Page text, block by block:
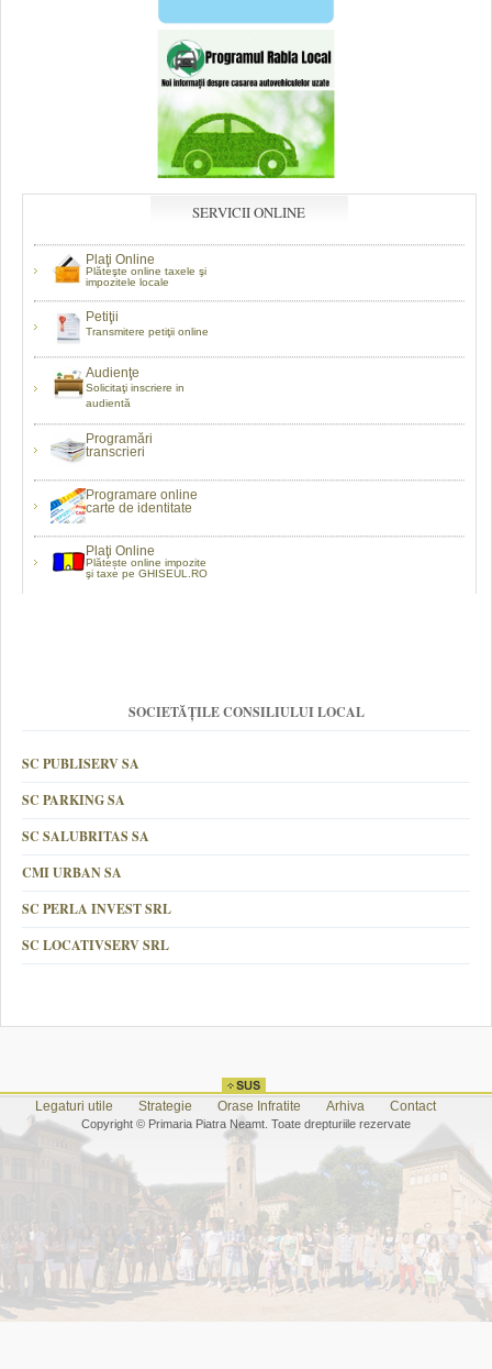
SERVICII ONLINE
Plaţi Online
Plăteşte online taxele şi
impozitele locale
Petiţii
Transmitere petiţii online
Audienţe
Solicitaţi inscriere in
audientă
Programări
transcrieri
Programare online
carte de identitate
Plaţi Online
Plătește online impozite
şi taxe pe GHISEUL.RO
SOCIETĂȚILE CONSILIULUI LOCAL
SC PUBLISERV SA
SC PARKING SA
SC SALUBRITAS SA
CMI URBAN SA
SC PERLA INVEST SRL
SC LOCATIVSERV SRL
Legaturi utile Strategie Orase Infratite Arhiva Contact
Copyright © Primaria Piatra Neamt. Toate drepturiile rezervate